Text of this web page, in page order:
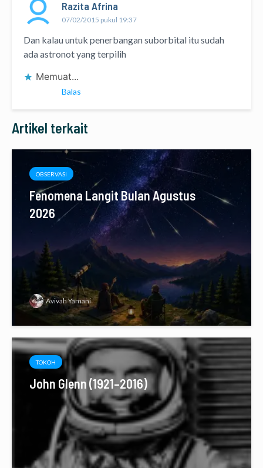
Razita Afrina
07/02/2015 pukul 19:37
Dan kalau untuk penerbangan suborbital itu sudah
ada astronot yang terpilih
Memuat...
Balas
Artikel terkait
OBSERVASI
Fenomena Langit Bulan Agustus
2026
Avivah Yamani
TOKOH
John Glenn (1921–2016)